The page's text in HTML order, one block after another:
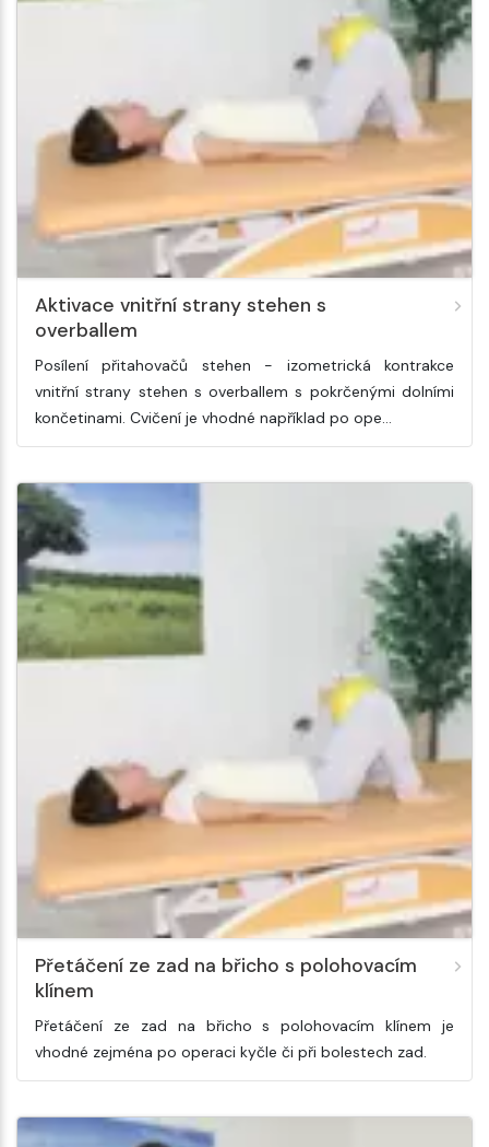
Aktivace vnitřní strany stehen s
overballem
Posílení přitahovačů stehen - izometrická kontrakce
vnitřní strany stehen s overballem s pokrčenými dolními
končetinami. Cvičení je vhodné například po ope…
Přetáčení ze zad na břicho s polohovacím
klínem
Přetáčení ze zad na břicho s polohovacím klínem je
vhodné zejména po operaci kyčle či při bolestech zad.